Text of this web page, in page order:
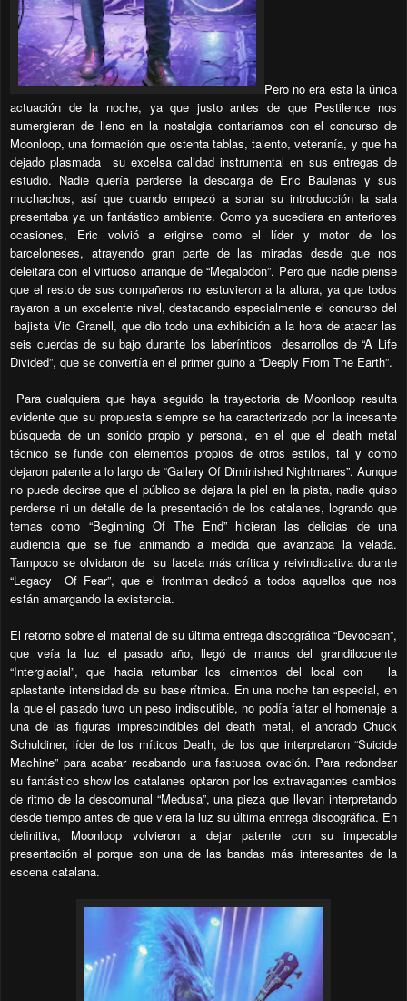
Pero no era esta la única
actuación de la noche, ya que justo antes de que Pestilence nos
sumergieran de lleno en la nostalgia contaríamos con el concurso de
Moonloop, una formación que ostenta tablas, talento, veteranía, y que ha
dejado plasmada
su excelsa calidad instrumental en sus entregas de
estudio. Nadie quería perderse la descarga de Eric Baulenas y sus
muchachos, así que cuando empezó a sonar su introducción la sala
presentaba ya un fantástico ambiente. Como ya sucediera en anteriores
ocasiones, Eric volvió a erigirse como el líder y motor de los
barceloneses, atrayendo gran parte de las miradas desde que nos
deleitara con el virtuoso arranque de “Megalodon”. Pero que nadie piense
que el resto de sus compañeros no estuvieron a la altura, ya que todos
rayaron a un excelente nivel, destacando especialmente el concurso del
bajista Vic Granell, que dio todo una exhibición a la hora de atacar las
seis cuerdas de su bajo durante los laberínticos
desarrollos de “A Life
Divided”, que se convertía en el primer guiño a “Deeply From The Earth”.
Para cualquiera que haya seguido la trayectoria de Moonloop resulta
evidente que su propuesta siempre se ha caracterizado por la incesante
búsqueda de un sonido propio y personal, en el que el death metal
técnico se funde con elementos propios de otros estilos, tal y como
dejaron patente a lo largo de “Gallery Of Diminished Nightmares”. Aunque
no puede decirse que el público se dejara la piel en la pista, nadie quiso
perderse ni un detalle de la presentación de los catalanes, logrando que
temas como “Beginning Of The End” hicieran las delicias de una
audiencia que se fue animando a medida que avanzaba la velada.
Tampoco se olvidaron de su faceta más crítica y reivindicativa durante
“Legacy
Of Fear”, que el frontman dedicó a todos aquellos que nos
están amargando la existencia.
El retorno sobre el material de su última entrega discográfica “Devocean”,
que veía la luz el pasado año, llegó de manos del grandilocuente
“Interglacial”, que hacia retumbar los cimentos del local con
la
aplastante intensidad de su base rítmica. En una noche tan especial, en
la que el pasado tuvo un peso indiscutible, no podía faltar el homenaje a
una de las figuras imprescindibles del death metal, el añorado Chuck
Schuldiner, líder de los míticos Death, de los que interpretaron “Suicide
Machine” para acabar recabando una fastuosa ovación. Para redondear
su fantástico show los catalanes optaron por los extravagantes cambios
de ritmo de la descomunal “Medusa”, una pieza que llevan interpretando
desde tiempo antes de que viera la luz su última entrega discográfica. En
definitiva, Moonloop volvieron a dejar patente con su impecable
presentación el porque son una de las bandas más interesantes de la
escena catalana.